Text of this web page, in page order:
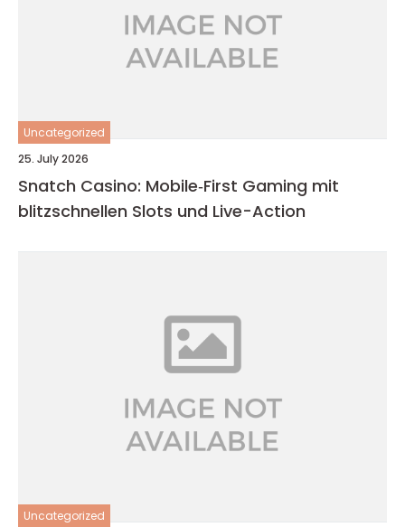
Uncategorized
25. July 2026
Snatch Casino: Mobile‑First Gaming mit
blitzschnellen Slots und Live-Action
Uncategorized